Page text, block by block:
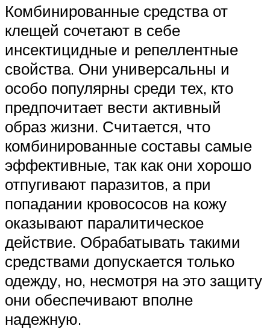
Комбинированные средства от
клещей сочетают в себе
инсектицидные и репеллентные
свойства. Они универсальны и
особо популярны среди тех, кто
предпочитает вести активный
образ жизни. Считается, что
комбинированные составы самые
эффективные, так как они хорошо
отпугивают паразитов, а при
попадании кровососов на кожу
оказывают паралитическое
действие. Обрабатывать такими
средствами допускается только
одежду, но, несмотря на это защиту
они обеспечивают вполне
надежную.